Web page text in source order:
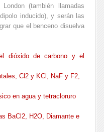
(también llamadas
inducido), y serán las
que el benceno disuelva
dióxido de carbono y el
Cl2 y KCl, NaF y F2,
en agua y tetracloruro
BaCl2, H2O, Diamante e